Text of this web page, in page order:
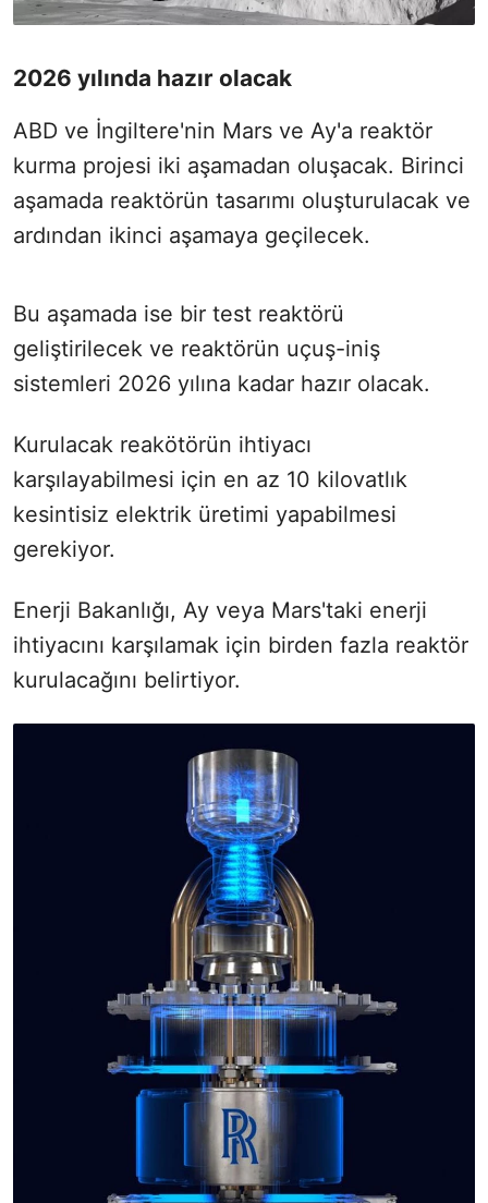
2026 yılında hazır olacak
ABD ve İngiltere'nin Mars ve Ay'a reaktör
kurma projesi iki aşamadan oluşacak. Birinci
aşamada reaktörün tasarımı oluşturulacak ve
ardından ikinci aşamaya geçilecek.
Bu aşamada ise bir test reaktörü
geliştirilecek ve reaktörün uçuş-iniş
sistemleri 2026 yılına kadar hazır olacak.
Kurulacak reakötörün ihtiyacı
karşılayabilmesi için en az 10 kilovatlık
kesintisiz elektrik üretimi yapabilmesi
gerekiyor.
Enerji Bakanlığı, Ay veya Mars'taki enerji
ihtiyacını karşılamak için birden fazla reaktör
kurulacağını belirtiyor.